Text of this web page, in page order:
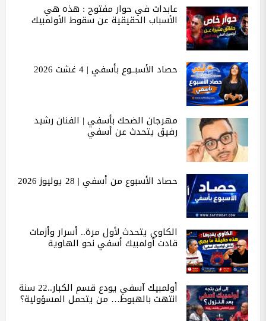
عابدات في حوار مفتوح : هذه هي
الأسباب الحقيقية عن سقوط الأولمبيك
حصاد الأسبــوع بأسفي | 4 غشت 2026
مهرجان الضحك بأسفي | الفنان رشيد
رفيق يتحدث عن أسفي
حصاد الأسبوع من أسفي | 28 يوليوز 2026
الكاوي يتحدث لأول مرة.. أسرار وأزمات
قادت أولمبيك أسفي نحو الهاوية
أولمبيك آسفي يودع قسم الكبار..22 سنة
انتهت بالهبوط… من يتحمل المسؤولية؟